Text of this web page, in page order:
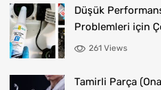
Düşük
Problemleri için
261 Views
Tamirli Parça